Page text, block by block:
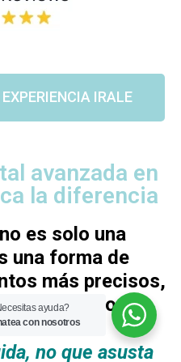
IRALE
avanzada en
la diferencia
es solo una
una forma de
más precisos,
más seguros.
no que asusta
ayuda?
con nosotros